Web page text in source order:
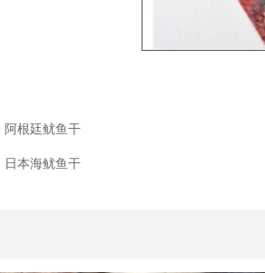
阿根廷鱿鱼干
日本海鱿鱼干